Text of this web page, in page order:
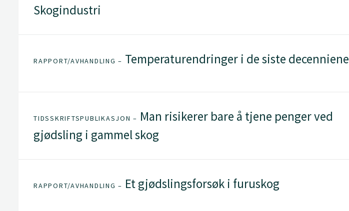
Skogindustri
RAPPORT/AVHANDLING – Temperaturendringer i de siste decenniene
TIDSSKRIFTSPUBLIKASJON – Man risikerer bare å tjene penger ved
gjødsling i gammel skog
RAPPORT/AVHANDLING – Et gjødslingsforsøk i furuskog